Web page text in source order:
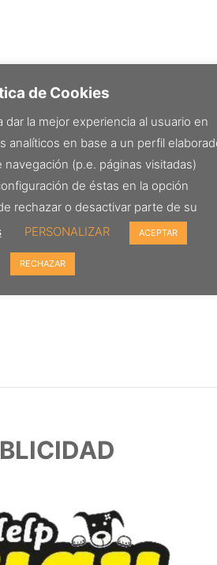
de Cookies
dar la mejor experiencia al usuario en
analíticos en base a un perfil
(p.e. páginas visitadas)
de éstas en la opción
rechazar o desactivar parte de su
PERSONALIZAR ACEPTAR
RECHAZAR